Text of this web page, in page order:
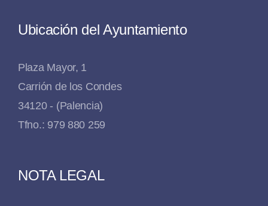
Ubicación del Ayuntamiento
Plaza Mayor, 1
Carrión de los Condes
34120 - (Palencia)
Tfno.: 979 880 259
NOTA LEGAL